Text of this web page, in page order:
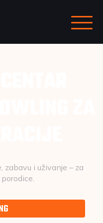
zabavu i uživanje – za